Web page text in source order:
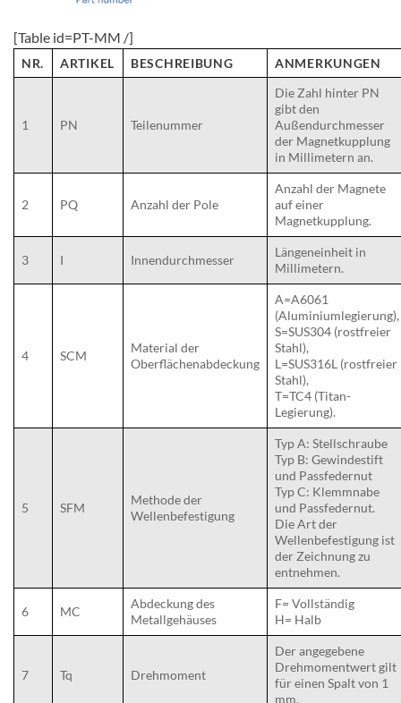
[Table id=PT-MM /]
NR. ARTIKEL BESCHREIBUNG ANMERKUNGEN
1 PN Teilenummer
Die Zahl hinter PN
gibt den
Außendurchmesser
der Magnetkupplung
in Millimetern an.
2 PQ Anzahl der Pole
Anzahl der Magnete
auf einer
Magnetkupplung.
3 I Innendurchmesser
Längeneinheit in
Millimetern.
4 SCM
Material der
Oberflächenabdeckung
A=A6061
(Aluminiumlegierung),
S=SUS304 (rostfreier
Stahl),
L=SUS316L (rostfreier
Stahl),
T=TC4 (Titan-
Legierung).
5 SFM
Methode der
Wellenbefestigung
Typ A: Stellschraube
Typ B: Gewindestift
und Passfedernut
Typ C: Klemmnabe
und Passfedernut.
Die Art der
Wellenbefestigung ist
der Zeichnung zu
entnehmen.
6 MC
Abdeckung des
Metallgehäuses
F= Vollständig
H= Halb
7 Tq Drehmoment
Der angegebene
Drehmomentwert gilt
für einen Spalt von 1
mm.